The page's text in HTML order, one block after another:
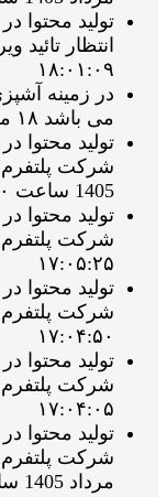
تولید محتوا
۱۸:۰۱:۰۹
در زمینه
می باشد ۱۸ مرداد 1405 ساعت ۱۷:۲۷:۱۰
تولید محتوا
1405 ساعت ۱۷:۰۵:۳۰
تولید محتوا
۱۷:۰۵:۲۵
تولید محتوا
۱۷:۰۴:۵۰
تولید محتوا
۱۷:۰۴:۰۵
تولید محتوا
مرداد 1405 ساعت ۱۷:۰۳:۰۰